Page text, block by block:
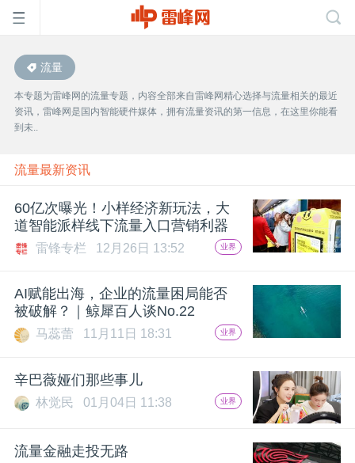
首
页
雷
峰
公
课
活
流量
本专题为雷峰网的流量专题，内容全部来自雷峰网精心选择与流量相关的最近
资讯，雷峰网是国内智能硬件媒体，拥有流量资讯的第一信息，在这里你能看
到未..
流量最新资讯
60亿次曝光！小样经济新玩法，大
道智能派样线下流量入口营销利器
雷锋专栏 12月26日 13:52 业界
AI赋能出海，企业的流量困局能否
被破解？｜鲸犀百人谈No.22
马蕊蕾 11月11日 18:31 业界
辛巴薇娅们那些事儿
林觉民 01月04日 11:38 业界
流量金融走投无路